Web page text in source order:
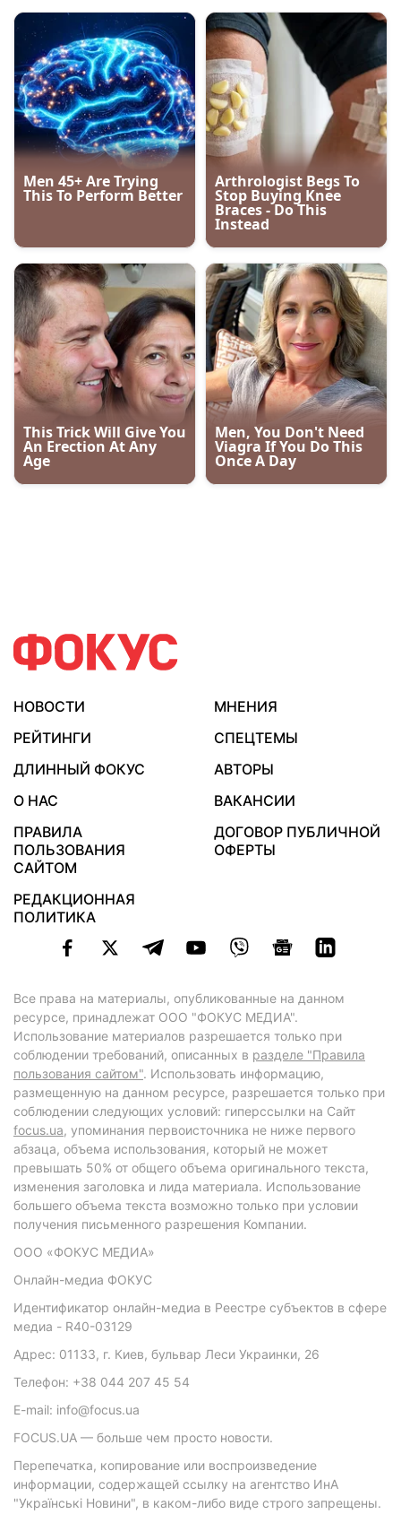
НОВОСТИ
МНЕНИЯ
РЕЙТИНГИ
СПЕЦТЕМЫ
ДЛИННЫЙ ФОКУС
АВТОРЫ
О НАС
ВАКАНСИИ
ПРАВИЛА
ПОЛЬЗОВАНИЯ
САЙТОМ
ДОГОВОР ПУБЛИЧНОЙ
ОФЕРТЫ
РЕДАКЦИОННАЯ
ПОЛИТИКА
Все права на материалы, опубликованные на данном
ресурсе, принадлежат ООО "ФОКУС МЕДИА".
Использование материалов разрешается только при
соблюдении требований, описанных в разделе "Правила
пользования сайтом". Использовать информацию,
размещенную на данном ресурсе, разрешается только при
соблюдении следующих условий: гиперссылки на Сайт
focus.ua, упоминания первоисточника не ниже первого
абзаца, объема использования, который не может
превышать 50% от общего объема оригинального текста,
изменения заголовка и лида материала. Использование
большего объема текста возможно только при условии
получения письменного разрешения Компании.
ООО «ФОКУС МЕДИА»
Онлайн-медиа ФОКУС
Идентификатор онлайн-медиа в Реестре субъектов в сфере
медиа - R40-03129
Адрес: 01133, г. Киев, бульвар Леси Украинки, 26
Телефон: +38 044 207 45 54
E-mail: info@focus.ua
FOCUS.UA — больше чем просто новости.
Перепечатка, копирование или воспроизведение
информации, содержащей ссылку на агентство ИнА
"Українські Новини", в каком-либо виде строго запрещены.